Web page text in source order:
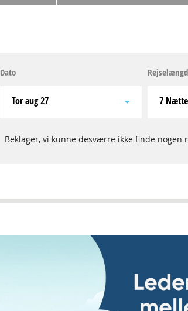
Dato
tor aug 27 7
Beklager, vi kunne desværre ikke finde nogen